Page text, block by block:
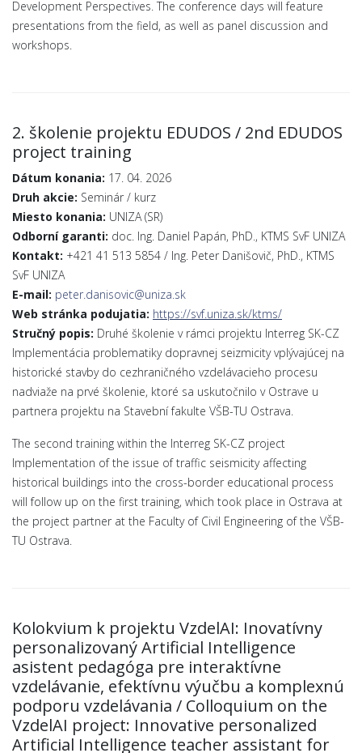
Development Perspectives. The conference days will feature
presentations from the field, as well as panel discussion and
workshops.
2. školenie projektu EDUDOS / 2nd EDUDOS
project training
Dátum konania: 17. 04. 2026
Druh akcie: Seminár / kurz
Miesto konania: UNIZA (SR)
Odborní garanti: doc. Ing. Daniel Papán, PhD., KTMS SvF UNIZA
Kontakt: +421 41 513 5854 / Ing. Peter Danišovič, PhD., KTMS
SvF UNIZA
E-mail: peter.danisovic@uniza.sk
Web stránka podujatia: https://svf.uniza.sk/ktms/
Stručný popis: Druhé školenie v rámci projektu Interreg SK-CZ
Implementácia problematiky dopravnej seizmicity vplývajúcej na
historické stavby do cezhraničného vzdelávacieho procesu
nadviaže na prvé školenie, ktoré sa uskutočnilo v Ostrave u
partnera projektu na Stavební fakulte VŠB-TU Ostrava.
The second training within the Interreg SK-CZ project
Implementation of the issue of traffic seismicity affecting
historical buildings into the cross-border educational process
will follow up on the first training, which took place in Ostrava at
the project partner at the Faculty of Civil Engineering of the VŠB-
TU Ostrava.
Kolokvium k projektu VzdelAI: Inovatívny
personalizovaný Artificial Intelligence
asistent pedagóga pre interaktívne
vzdelávanie, efektívnu výučbu a komplexnú
podporu vzdelávania / Colloquium on the
VzdelAI project: Innovative personalized
Artificial Intelligence teacher assistant for